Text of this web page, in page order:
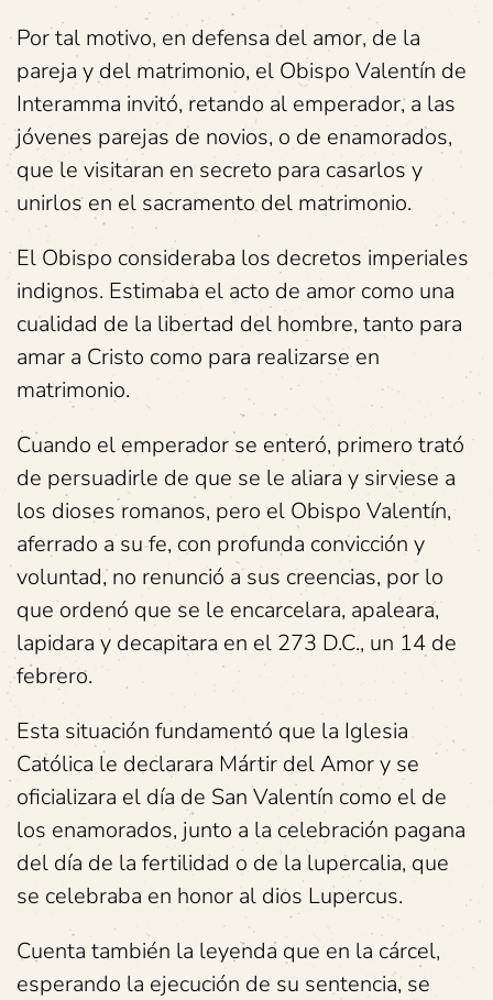
Por tal motivo, en defensa del amor, de la
pareja y del matrimonio, el Obispo Valentín de
Interamma invitó, retando al emperador, a las
jóvenes parejas de novios, o de enamorados,
que le visitaran en secreto para casarlos y
unirlos en el sacramento del matrimonio.
El Obispo consideraba los decretos imperiales
indignos. Estimaba el acto de amor como una
cualidad de la libertad del hombre, tanto para
amar a Cristo como para realizarse en
matrimonio.
Cuando el emperador se enteró, primero trató
de persuadirle de que se le aliara y sirviese a
los dioses romanos, pero el Obispo Valentín,
aferrado a su fe, con profunda convicción y
voluntad, no renunció a sus creencias, por lo
que ordenó que se le encarcelara, apaleara,
lapidara y decapitara en el 273 D.C., un 14 de
febrero.
Esta situación fundamentó que la Iglesia
Católica le declarara Mártir del Amor y se
oficializara el día de San Valentín como el de
los enamorados, junto a la celebración pagana
del día de la fertilidad o de la lupercalia, que
se celebraba en honor al dios Lupercus.
Cuenta también la leyenda que en la cárcel,
esperando la ejecución de su sentencia, se